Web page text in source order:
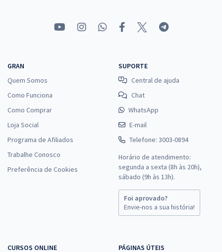
GRAN
Quem Somos
Como Funciona
Como Comprar
Loja Social
Programa de Afiliados
Trabalhe Conosco
Preferência de Cookies
SUPORTE
Central de ajuda
Chat
WhatsApp
E-mail
Telefone: 3003-0894
Horário de atendimento:
segunda a sexta (8h às 20h),
sábado (9h às 13h).
Foi aprovado?
Envie-nos a sua história!
CURSOS ONLINE PÁGINAS ÚTEIS